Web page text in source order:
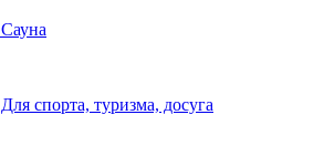
Сауна
Для спорта, туризма, досуга